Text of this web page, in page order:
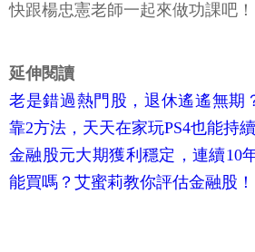
快跟楊忠憲老師一起來做功課吧！
延伸閱讀
老是錯過熱門股，退休遙遙無期
靠2方法，天天在家玩PS4也能持
金融股元大期獲利穩定，連續10
能買嗎？艾蜜莉教你評估金融股！